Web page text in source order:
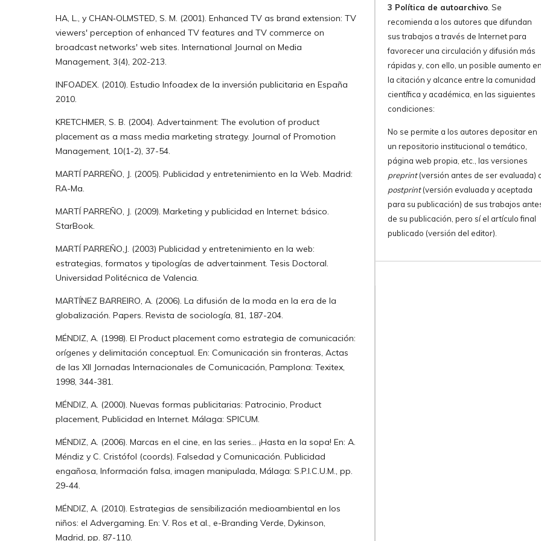
HA, L., y CHAN‐OLMSTED, S. M. (2001). Enhanced TV as brand extension: TV
viewers' perception of enhanced TV features and TV commerce on
broadcast networks' web sites. International Journal on Media
Management, 3(4), 202-213.
INFOADEX. (2010). Estudio Infoadex de la inversión publicitaria en España
2010.
KRETCHMER, S. B. (2004). Advertainment: The evolution of product
placement as a mass media marketing strategy. Journal of Promotion
Management, 10(1-2), 37-54.
MARTÍ PARREÑO, J. (2005). Publicidad y entretenimiento en la Web. Madrid:
RA-Ma.
MARTÍ PARREÑO, J. (2009). Marketing y publicidad en Internet: básico.
StarBook.
MARTÍ PARREÑO,J. (2003) Publicidad y entretenimiento en la web:
estrategias, formatos y tipologías de advertainment. Tesis Doctoral.
Universidad Politécnica de Valencia.
MARTÍNEZ BARREIRO, A. (2006). La difusión de la moda en la era de la
globalización. Papers. Revista de sociología, 81, 187-204.
MÉNDIZ, A. (1998). El Product placement como estrategia de comunicación:
orígenes y delimitación conceptual. En: Comunicación sin fronteras, Actas
de las XII Jornadas Internacionales de Comunicación, Pamplona: Texitex,
1998, 344-381.
MÉNDIZ, A. (2000). Nuevas formas publicitarias: Patrocinio, Product
placement, Publicidad en Internet. Málaga: SPICUM.
MÉNDIZ, A. (2006). Marcas en el cine, en las series… ¡Hasta en la sopa! En: A.
Méndiz y C. Cristófol (coords). Falsedad y Comunicación. Publicidad
engañosa, Información falsa, imagen manipulada, Málaga: S.P.I.C.U.M., pp.
29-44.
MÉNDIZ, A. (2010). Estrategias de sensibilización medioambiental en los
niños: el Advergaming. En: V. Ros et al., e-Branding Verde, Dykinson,
Madrid, pp. 87-110.
3 Política de autoarchivo. Se
recomienda a los autores que difundan
sus trabajos a través de Internet para
favorecer una circulación y difusión más
rápidas y, con ello, un posible aumento en
la citación y alcance entre la comunidad
científica y académica, en las siguientes
condiciones:
No se permite a los autores depositar en
un repositorio institucional o temático,
página web propia, etc., las versiones
preprint(versión antes de ser evaluada)
postprint(versión evaluada y aceptada
para su publicación) de sus trabajos
de su publicación, pero sí el artículo final
publicado (versión del editor).